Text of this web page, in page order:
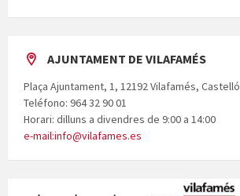
AJUNTAMENT DE VILAFAMÉS
Plaça Ajuntament, 1, 12192 Vilafamés, Castelló
Teléfono: 964 32 90 01
Horari: dilluns a divendres de 9:00 a 14:00
e-mail:info@vilafames.es